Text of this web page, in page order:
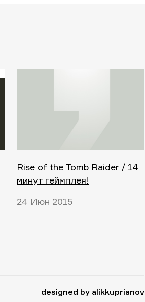
Rise of the Tomb Raider / 14
минут геймплея!
24 Июн 2015
designed by alikkuprianov